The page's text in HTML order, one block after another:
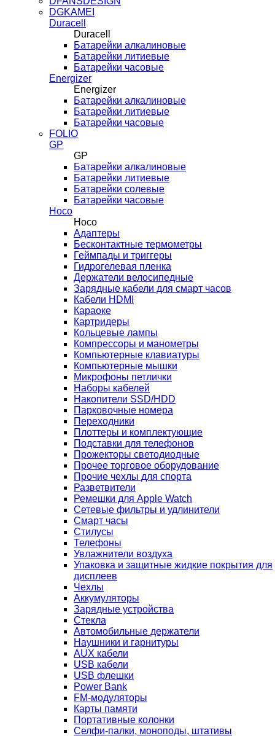
DGKAMEI
Duracell
Duracell
Батарейки алкалиновые
Батарейки литиевые
Батарейки часовые
Energizer
Energizer
Батарейки алкалиновые
Батарейки литиевые
Батарейки часовые
FOLIO
GP
GP
Батарейки алкалиновые
Батарейки литиевые
Батарейки солевые
Батарейки часовые
Hoco
Hoco
Адаптеры
Бесконтактные термометры
Геймпады и триггеры
Гидрогелевая пленка
Держатели велосипедные
Зарядные кабели для смарт часов
Кабели HDMI
Караоке
Картридеры
Кольцевые лампы
Компрессоры и манометры
Компьютерные клавиатуры
Компьютерные мышки
Микрофоны петлички
Наборы кабелей
Накопители SSD/HDD
Парковочные номера
Переходники
Плоттеры и комплектующие
Подставки для телефонов
Прожекторы светодиодные
Прочее торговое оборудование
Прочие чехлы для спорта
Разветвители
Ремешки для Apple Watch
Сетевые фильтры и удлинители
Смарт часы
Стилусы
Телефоны
Увлажнители воздуха
Упаковка и защитные жидкие покрытия для
дисплеев
Чехлы
Аккумуляторы
Зарядные устройства
Стекла
Автомобильные держатели
Наушники и гарнитуры
AUX кабели
USB кабели
USB флешки
Power Bank
FM-модуляторы
Карты памяти
Портативные колонки
Селфи-палки, моноподы, штативы